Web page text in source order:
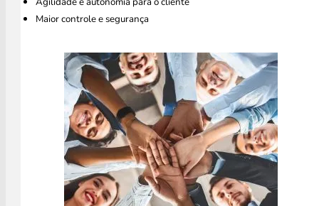
Maior controle e segurança